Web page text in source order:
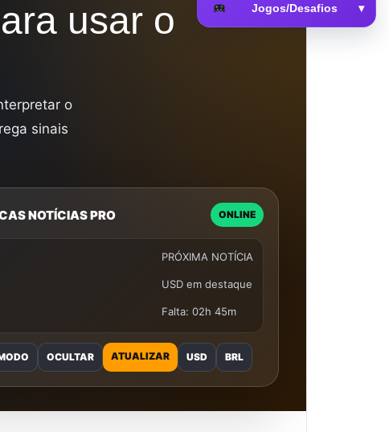
usar o
o
sinais
NOTÍCIAS PRO ONLINE
PRÓXIMA NOTÍCIA
USD em destaque
Falta: 02h 45m
OCULTAR ATUALIZAR USD BRL
Jogos/Desafios ▾